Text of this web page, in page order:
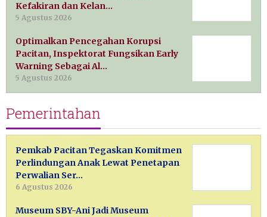
Kefakiran dan Kelan…
5 Agustus 2026
Optimalkan Pencegahan Korupsi
Pacitan, Inspektorat Fungsikan Early
Warning Sebagai Al…
5 Agustus 2026
Pemerintahan
Pemkab Pacitan Tegaskan Komitmen
Perlindungan Anak Lewat Penetapan
Perwalian Ser…
6 Agustus 2026
Museum SBY-Ani Jadi Museum